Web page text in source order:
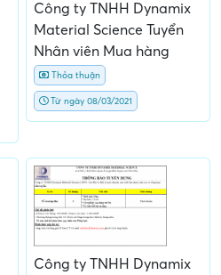
Công ty TNHH Dynamix
Material Science Tuyển
Nhân viên Mua hàng
Thỏa thuận
Từ ngày 08/03/2021
Công ty TNHH Dynamix